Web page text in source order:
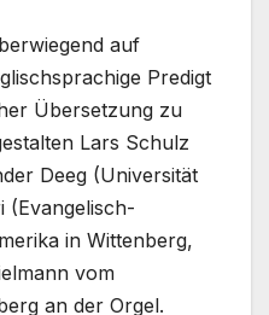
auf
Predigt
Übersetzung zu
Lars Schulz
Deeg (Universität
(Evangelisch-
in Wittenberg,
vom
an der Orgel.